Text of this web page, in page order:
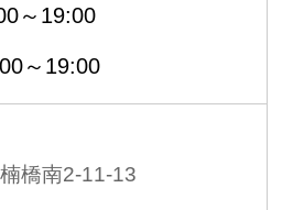
～19:00
～19:00
橋南2-11-13